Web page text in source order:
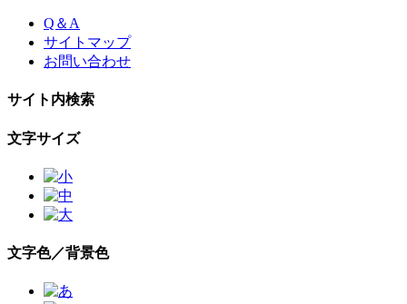
Skip
content
Q＆A
サイトマップ
お問い合わせ
サイト内検索
文字サイズ
文字色／背景色